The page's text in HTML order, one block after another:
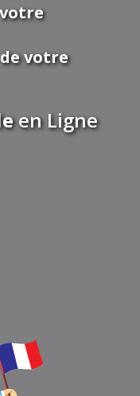
votre
en Ligne